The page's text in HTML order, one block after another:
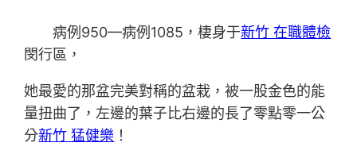
病例950—病例1085，棲身于新竹 在職體檢
閔行區，
她最愛的那盆完美對稱的盆栽，被一股金色的能
量扭曲了，左邊的葉子比右邊的長了零點零一公
分新竹 猛健樂 ！